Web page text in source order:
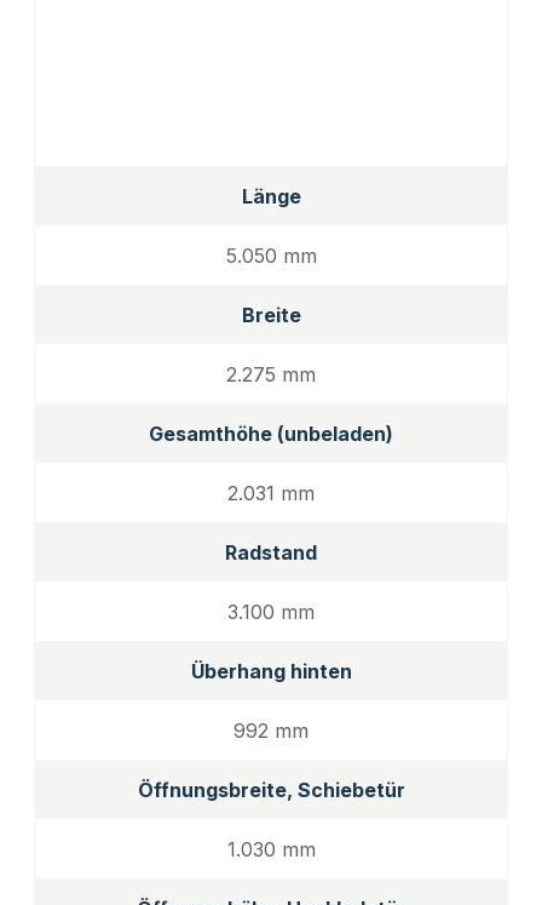
Länge
5.050 mm
Breite
2.275 mm
Gesamthöhe (unbeladen)
2.031 mm
Radstand
3.100 mm
Überhang hinten
992 mm
Öffnungsbreite, Schiebetür
1.030 mm